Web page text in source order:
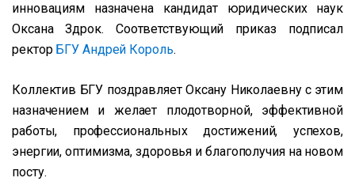
инновациям назначена кандидат юридических наук
Оксана Здрок. Соответствующий приказ подписал
ректор БГУ Андрей Король.
Коллектив БГУ поздравляет Оксану Николаевну с этим
назначением и желает плодотворной, эффективной
работы, профессиональных достижений, успехов,
энергии, оптимизма, здоровья и благополучия на новом
посту.